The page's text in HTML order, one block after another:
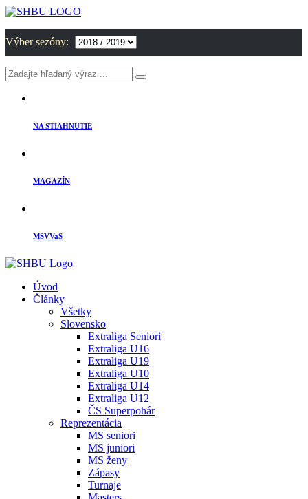
Výber sezóny:
NA STIAHNUTIE
MAGAZÍN
MSVVaS
Úvod
Články
Všetky
Slovensko
Extraliga Seniori
Extraliga U16
Extraliga U19
Extraliga U10
Extraliga U14
Extraliga U12
ČS Superpohár
Reprezentácia
MS seniori
MS juniori
MS ženy
Zápasy
Turnaje